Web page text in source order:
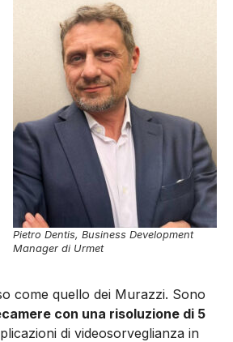
Pietro Dentis, Business Development
Manager di Urmet
come quello dei Murazzi. Sono
con una risoluzione di 5
di videosor­veglianza in